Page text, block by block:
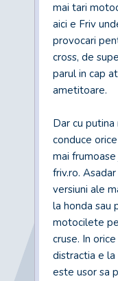
mai tari
aici e Friv
provocari
cross, de
parul in cap
ametitoare.
Dar cu
conduce
mai
friv.ro.
versiuni ale
la honda sau
motocilete
cruse. In
distractia e
este usor sa